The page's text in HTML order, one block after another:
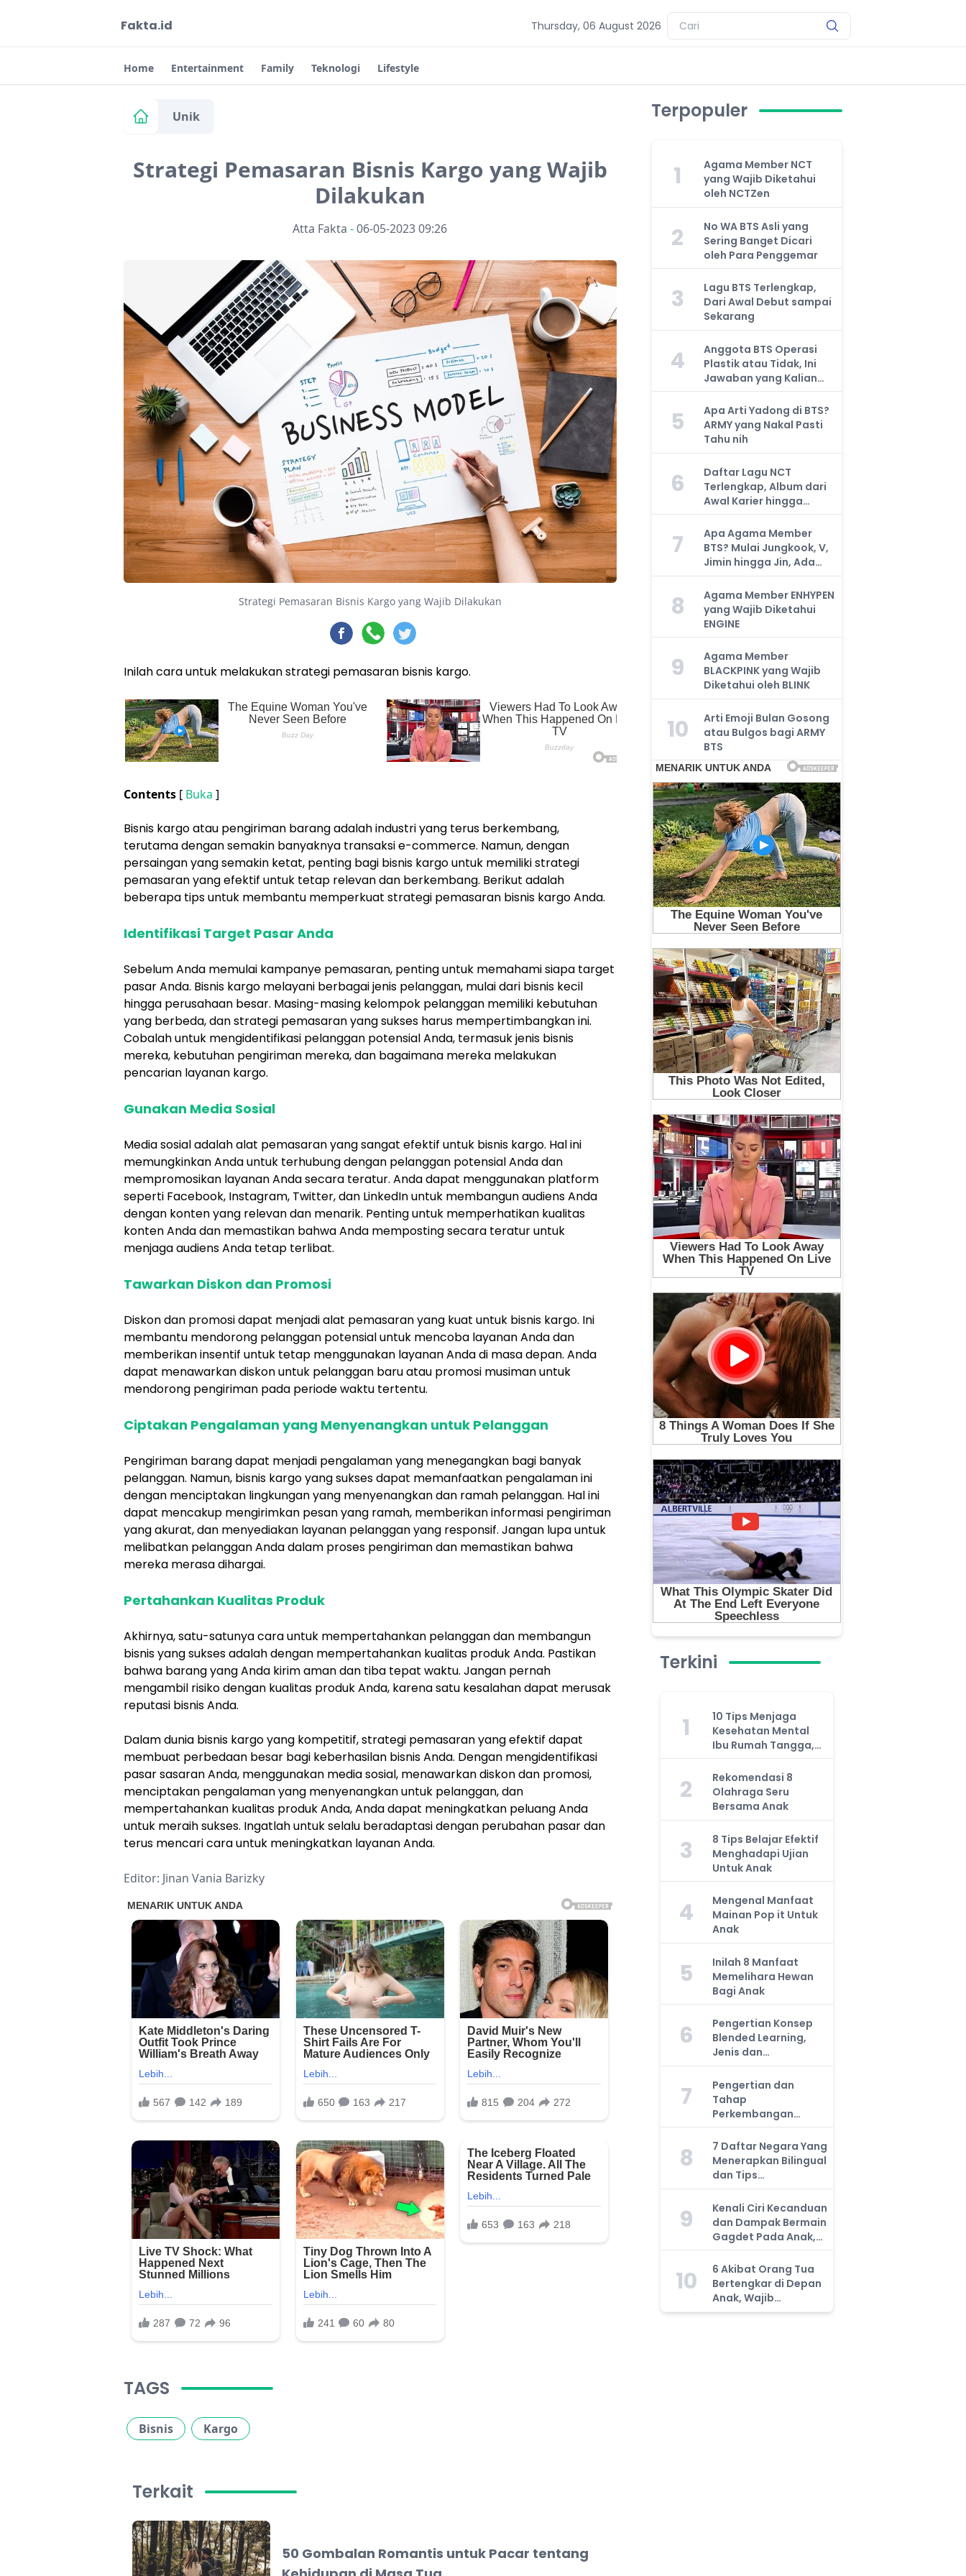
Fakta.id Thursday, 06 August 2026
Home Entertainment Family Teknologi Lifestyle
Unik
Strategi Pemasaran Bisnis Kargo yang Wajib
Dilakukan
Atta Fakta -06-05-2023 09:26
Strategi Pemasaran Bisnis Kargo yang Wajib Dilakukan
Inilah cara untuk melakukan strategi pemasaran bisnis kargo.
Contents [ Buka ]
Bisnis kargo atau pengiriman barang adalah industri yang terus berkembang,
terutama dengan semakin banyaknya transaksi e-commerce. Namun, dengan
persaingan yang semakin ketat, penting bagi bisnis kargo untuk memiliki strategi
pemasaran yang efektif untuk tetap relevan dan berkembang. Berikut adalah
beberapa tips untuk membantu memperkuat strategi pemasaran bisnis kargo Anda.
Identifikasi Target Pasar Anda
Sebelum Anda memulai kampanye pemasaran, penting untuk memahami siapa target
pasar Anda. Bisnis kargo melayani berbagai jenis pelanggan, mulai dari bisnis kecil
hingga perusahaan besar. Masing-masing kelompok pelanggan memiliki kebutuhan
yang berbeda, dan strategi pemasaran yang sukses harus mempertimbangkan ini.
Cobalah untuk mengidentifikasi pelanggan potensial Anda, termasuk jenis bisnis
mereka, kebutuhan pengiriman mereka, dan bagaimana mereka melakukan
pencarian layanan kargo.
Gunakan Media Sosial
Media sosial adalah alat pemasaran yang sangat efektif untuk bisnis kargo. Hal ini
memungkinkan Anda untuk terhubung dengan pelanggan potensial Anda dan
mempromosikan layanan Anda secara teratur. Anda dapat menggunakan platform
seperti Facebook, Instagram, Twitter, dan LinkedIn untuk membangun audiens Anda
dengan konten yang relevan dan menarik. Penting untuk memperhatikan kualitas
konten Anda dan memastikan bahwa Anda memposting secara teratur untuk
menjaga audiens Anda tetap terlibat.
Tawarkan Diskon dan Promosi
Diskon dan promosi dapat menjadi alat pemasaran yang kuat untuk bisnis kargo. Ini
membantu mendorong pelanggan potensial untuk mencoba layanan Anda dan
memberikan insentif untuk tetap menggunakan layanan Anda di masa depan. Anda
dapat menawarkan diskon untuk pelanggan baru atau promosi musiman untuk
mendorong pengiriman pada periode waktu tertentu.
Ciptakan Pengalaman yang Menyenangkan untuk Pelanggan
Pengiriman barang dapat menjadi pengalaman yang menegangkan bagi banyak
pelanggan. Namun, bisnis kargo yang sukses dapat memanfaatkan pengalaman ini
dengan menciptakan lingkungan yang menyenangkan dan ramah pelanggan. Hal ini
dapat mencakup mengirimkan pesan yang ramah, memberikan informasi pengiriman
yang akurat, dan menyediakan layanan pelanggan yang responsif. Jangan lupa untuk
melibatkan pelanggan Anda dalam proses pengiriman dan memastikan bahwa
mereka merasa dihargai.
Pertahankan Kualitas Produk
Akhirnya, satu-satunya cara untuk mempertahankan pelanggan dan membangun
bisnis yang sukses adalah dengan mempertahankan kualitas produk Anda. Pastikan
bahwa barang yang Anda kirim aman dan tiba tepat waktu. Jangan pernah
mengambil risiko dengan kualitas produk Anda, karena satu kesalahan dapat merusak
reputasi bisnis Anda.
Dalam dunia bisnis kargo yang kompetitif, strategi pemasaran yang efektif dapat
membuat perbedaan besar bagi keberhasilan bisnis Anda. Dengan mengidentifikasi
pasar sasaran Anda, menggunakan media sosial, menawarkan diskon dan promosi,
menciptakan pengalaman yang menyenangkan untuk pelanggan, dan
mempertahankan kualitas produk Anda, Anda dapat meningkatkan peluang Anda
untuk meraih sukses. Ingatlah untuk selalu beradaptasi dengan perubahan pasar dan
terus mencari cara untuk meningkatkan layanan Anda.
Editor: Jinan Vania Barizky
TAGS
Bisnis Kargo
Terpopuler
1
Agama Member NCT
yang Wajib Diketahui
oleh NCTZen
2
No WA BTS Asli yang
Sering Banget Dicari
oleh Para Penggemar
3
Lagu BTS Terlengkap,
Dari Awal Debut sampai
Sekarang
4
Anggota BTS Operasi
Plastik atau Tidak, Ini
Jawaban yang Kalian
Cari
5
Apa Arti Yadong di BTS?
ARMY yang Nakal Pasti
Tahu nih
6
Daftar Lagu NCT
Terlengkap, Album dari
Awal Karier hingga
Sekarang
7
Apa Agama Member
BTS? Mulai Jungkook, V,
Jimin hingga Jin, Ada
yang Atheis
8
Agama Member ENHYPEN
yang Wajib Diketahui
ENGINE
9
Agama Member
BLACKPINK yang Wajib
Diketahui oleh BLINK
10
Arti Emoji Bulan Gosong
atau Bulgos bagi ARMY
BTS
Terkini
1
10 Tips Menjaga
Kesehatan Mental
Ibu Rumah Tangga,
Jangan Anggap
Remeh!
2
Rekomendasi 8
Olahraga Seru
Bersama Anak
3
8 Tips Belajar Efektif
Menghadapi Ujian
Untuk Anak
4
Mengenal Manfaat
Mainan Pop it Untuk
Anak
5
Inilah 8 Manfaat
Memelihara Hewan
Bagi Anak
6
Pengertian Konsep
Blended Learning,
Jenis dan
Manfaatnya, Anda
Harus Tahu!
7
Pengertian dan
Tahap
Perkembangan
Kemampuan Kognitif
Anak, Bunda Wajib
Tahu!
8
7 Daftar Negara Yang
Menerapkan Bilingual
dan Tips
Mengajarkan Pada
Anak
9
Kenali Ciri Kecanduan
dan Dampak Bermain
Gagdet Pada Anak,
Orang Tua Wajib
Tahu!
10
6 Akibat Orang Tua
Bertengkar di Depan
Anak, Wajib
Waspada!
Terkait
50 Gombalan Romantis untuk Pacar tentang